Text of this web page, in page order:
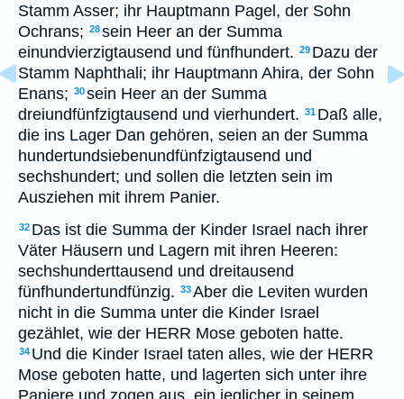
Stamm Asser; ihr Hauptmann Pagel, der Sohn
Ochrans; 28sein Heer an der Summa
einundvierzigtausend und fünfhundert. 29 Dazu der
Stamm Naphthali; ihr Hauptmann Ahira, der Sohn
Enans; 30sein Heer an der Summa
dreiundfünfzigtausend und vierhundert. 31 Daß alle,
die ins Lager Dan gehören, seien an der Summa
hundertundsiebenundfünfzigtausend und
sechshundert; und sollen die letzten sein im
Ausziehen mit ihrem Panier.
32 Das ist die Summa der Kinder Israel nach ihrer
Väter Häusern und Lagern mit ihren Heeren:
sechshunderttausend und dreitausend
fünfhundertundfünzig. 33Aber die Leviten wurden
nicht in die Summa unter die Kinder Israel
gezählet, wie der HERR Mose geboten hatte.
34 Und die Kinder Israel taten alles, wie der HERR
Mose geboten hatte, und lagerten sich unter ihre
Paniere und zogen aus, ein jeglicher in seinem